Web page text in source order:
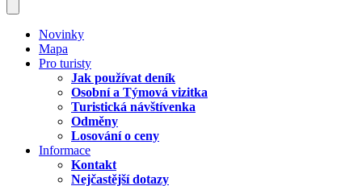
Novinky
Mapa
Pro turisty
Jak používat deník
Osobní a Týmová vizitka
Turistická návštívenka
Odměny
Losování o ceny
Informace
Kontakt
Nejčastější dotazy